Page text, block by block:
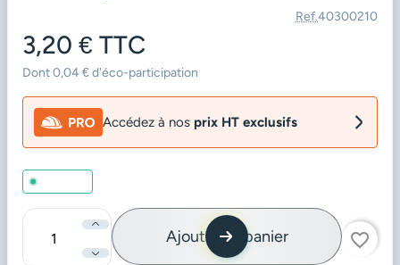
Ref.40300210
3,20 € TTC
Dont 0,04 € d'éco-participation
Accédez à nos prix HT exclusifs
Quantité
Ajouter au panier favorite_border